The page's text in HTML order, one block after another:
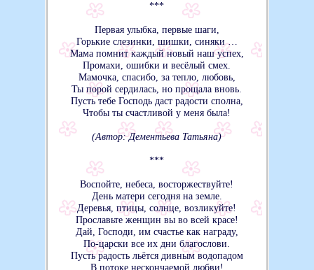
***
Первая улыбка, первые шаги,
Горькие слезинки, шишки, синяки …
Мама помнит каждый новый наш успех,
Промахи, ошибки и весёлый смех.
Мамочка, спасибо, за тепло, любовь,
Ты порой сердилась, но прощала вновь.
Пусть тебе Господь даст радости сполна,
Чтобы ты счастливой у меня была!
(Автор: Дементьева Татьяна)
***
Воспойте, небеса, восторжествуйте!
День матери сегодня на земле.
Деревья, птицы, солнце, возликуйте!
Прославьте женщин вы во всей красе!
Дай, Господи, им счастье как награду,
По-царски все их дни благослови.
Пусть радость льётся дивным водопадом
В потоке нескончаемой любви!